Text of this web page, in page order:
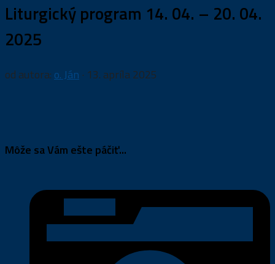
Liturgický program 14. 04. – 20. 04.
2025
od autora: o. Ján · 13. apríla 2025
Môže sa Vám ešte páčiť...